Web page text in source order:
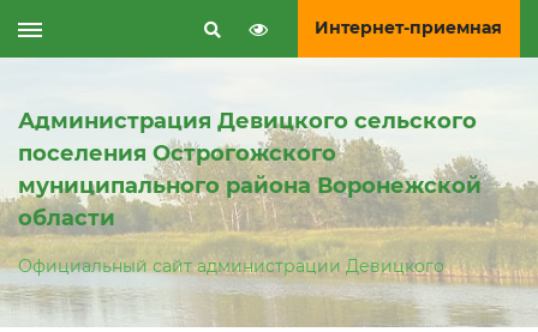
Интернет-приемная
Администрация Девицкого сельского
поселения Острогожского
муниципального района Воронежской
области
Официальный сайт администрации Девицкого